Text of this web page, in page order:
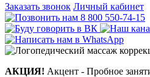
Заказать звонок Личный кабинет
8 800 550-74-15
АКЦИЯ! Акцент - Пробное